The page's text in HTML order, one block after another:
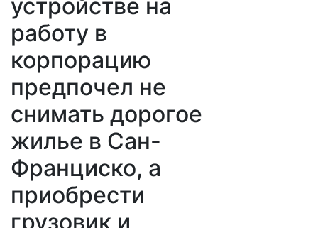
устройстве на
работу в
корпорацию
предпочел не
снимать дорогое
жилье в Сан-
Франциско, а
приобрести
грузовик и